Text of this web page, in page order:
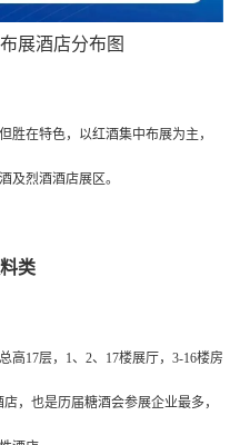
展酒店分布图
胜在特色，以红酒集中布展为主，
及烈酒酒店展区。
类
高17层，1、2、17楼展厅，3-16楼房
，也是历届糖酒会参展企业最多，